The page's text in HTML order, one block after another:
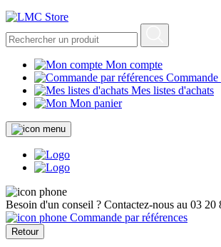
Mon compte
Commande
Mes listes d'achats
Mon panier
Besoin d'un conseil ? Contactez-nous au 03 20
Commande par références
Retour